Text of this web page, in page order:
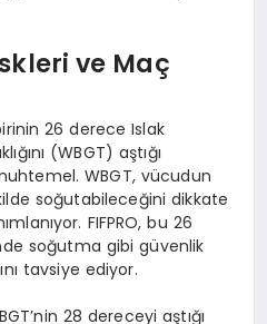
ve Maç
26 derece Islak
(WBGT) aştığı
WBGT, vücudun
soğutabileceğini dikkate
FIFPRO, bu 26
soğutma gibi güvenlik
tavsiye ediyor.
28 dereceyi aştığı